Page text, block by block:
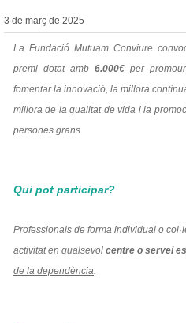
3 de març de 2025
La Fundació Mutuam Conviure
premi dotat amb 6.000€ per
fomentar la innovació, la millora
millora de la qualitat de vida i la
persones grans.
Qui pot participar?
Professionals de forma individual o
activitat en qualsevol centre o servei
de la dependència.